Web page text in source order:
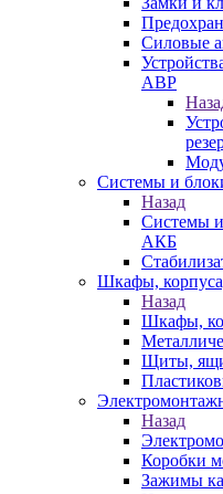
Силовые
АВР
Системы и
Назад
Системы и
АКБ
Шкафы,
Назад
Шкафы,
Щиты,
Назад
Коробки
Зажимы